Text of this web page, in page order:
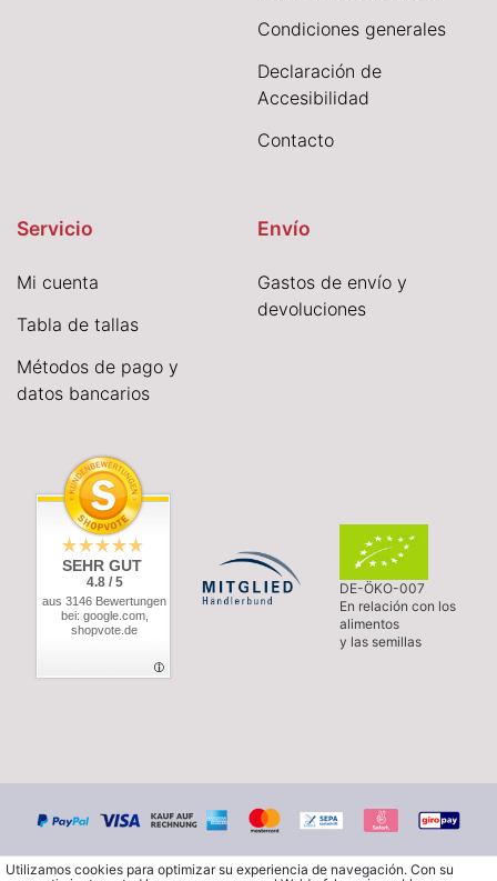
Condiciones generales
Declaración de
Accesibilidad
Contacto
Servicio
Mi cuenta
Tabla de tallas
Métodos de pago y
datos bancarios
Envío
Gastos de envío y
devoluciones
SEHR GUT
4.8 / 5
aus 3146 Bewertungen
bei: google.com,
shopvote.de
DE-ÖKO-007
En relación con los
alimentos
y las semillas
Utilizamos cookies para optimizar su experiencia de navegación. Con su